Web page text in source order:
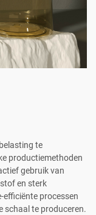
te
productiemethoden
gebruik van
en sterk
efficiënte processen
schaal te produceren.